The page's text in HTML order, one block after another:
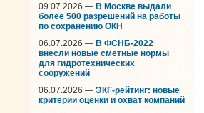
09.07.2026 — В Москве выдали
более 500 разрешений на работы
по сохранению ОКН
06.07.2026 — В ФСНБ-2022
внесли новые сметные нормы
для гидротехнических
сооружений
06.07.2026 — ЭКГ-рейтинг: новые
критерии оценки и охват компаний